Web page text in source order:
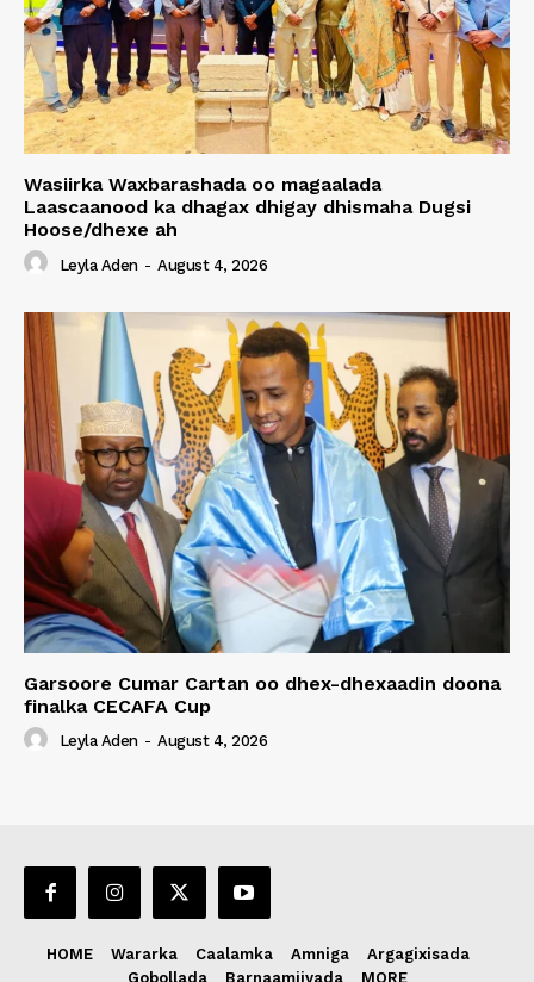
Wasiirka Waxbarashada oo magaalada
Laascaanood ka dhagax dhigay dhismaha Dugsi
Hoose/dhexe ah
Leyla Aden - August 4, 2026
Garsoore Cumar Cartan oo dhex-dhexaadin doona
finalka CECAFA Cup
Leyla Aden - August 4, 2026
HOME Wararka Caalamka Amniga
Argagixisada
Gobollada
Barnaamijyada MORE